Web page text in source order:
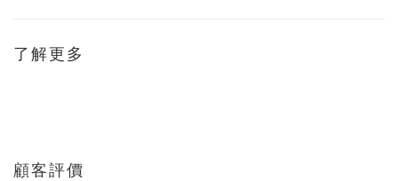
了解更多
顧客評價